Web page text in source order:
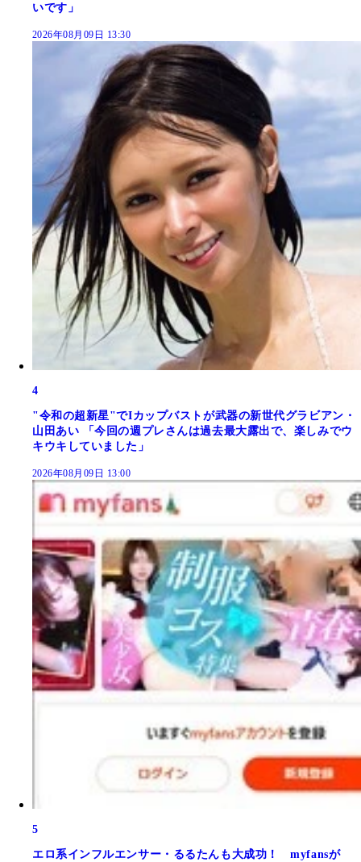
いです」
2026年08月09日 13:30
4
"令和の超新星"でIカップバストが武器の新世代グラビアン・
山田あい 「今回の週プレさんは過去最大露出で、楽しみでウ
キウキしていました」
2026年08月09日 13:00
5
エロ系インフルエンサー・るるたんも大成功！ myfansが